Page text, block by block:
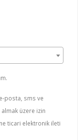
posta, sms ve
üzere izin
ticari elektronik ileti